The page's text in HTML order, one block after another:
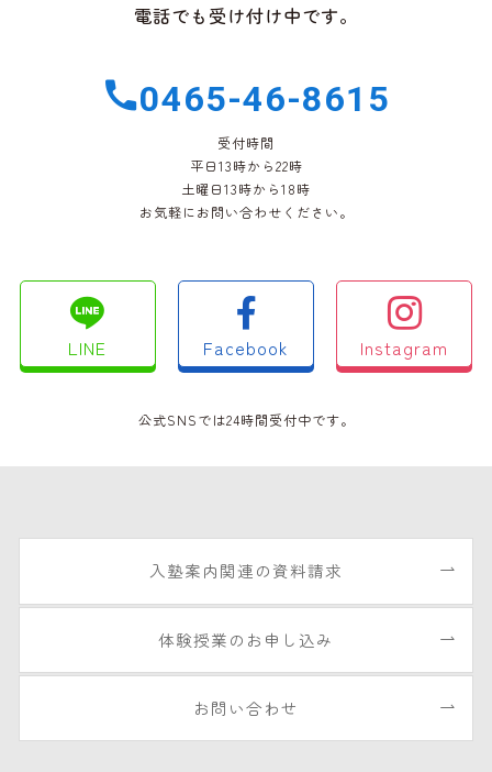
電話でも受け付け中です。
0465-46-8615
受付時間
平日13時から22時
土曜日13時から18時
お気軽にお問い合わせください。
LINE Facebook Instagram
公式SNSでは24時間受付中です。
入塾案内関連の資料請求
体験授業のお申し込み
お問い合わせ